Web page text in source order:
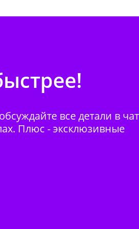
все детали в
Плюс - эксклюзивные